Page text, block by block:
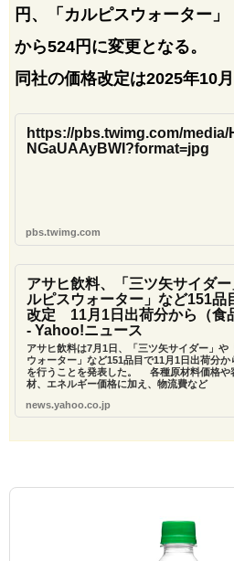
円、「カルピスウォーター
から524円に変更となる。
同社の価格改定は2025年10月
https://pbs.twimg.com/media/
NGaUAAyBWI?format=jpg
pbs.twimg.com
アサヒ飲料、「三ツ矢サイダー
ルピスウォーター」など151品
改定 11月1日出荷分から（食
- Yahoo!ニュース
アサヒ飲料は7月1日、「三ツ矢サイダー」や
ウォーター」など151品目で11月1日出荷分か
を行うことを発表した。 各種原材料価格や
材、エネルギー価格に加え、物流費など
news.yahoo.co.jp